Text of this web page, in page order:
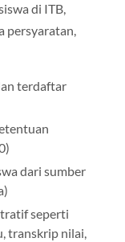
di ITB,
persyaratan,
terdaftar
dari sumber
seperti
transkrip nilai,